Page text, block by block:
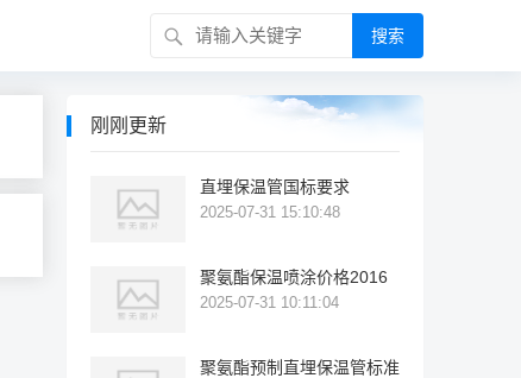
搜索
刚刚更新
直埋保温管国标要求
2025-07-31 15:10:48
聚氨酯保温喷涂价格2016
2025-07-31 10:11:04
聚氨酯预制直埋保温管标准